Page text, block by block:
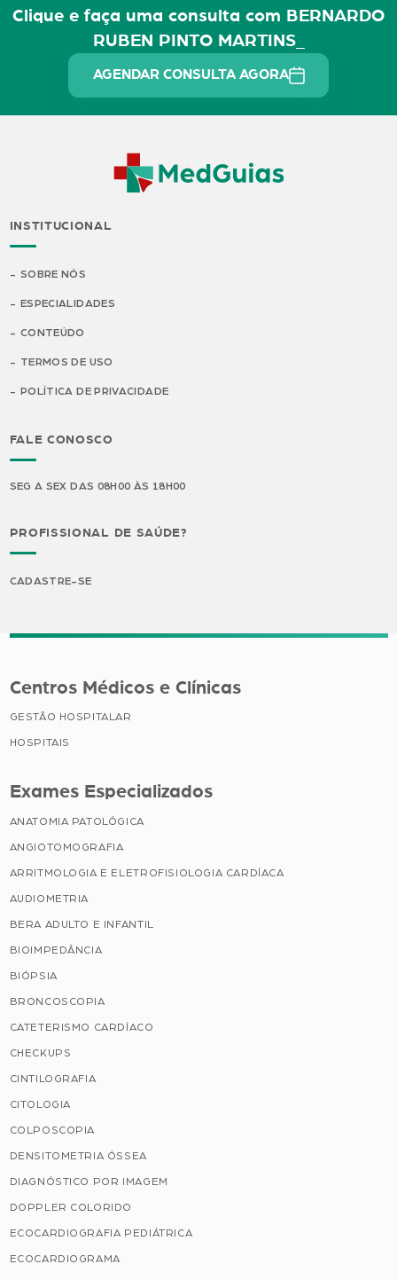
Clique e faça uma consulta com BERNARDO
RUBEN PINTO MARTINS_
AGENDAR CONSULTA AGORA
INSTITUCIONAL
SOBRE NÓS
ESPECIALIDADES
CONTEÚDO
TERMOS DE USO
POLÍTICA DE PRIVACIDADE
FALE CONOSCO
SEG A SEX DAS 08H00 ÀS 18H00
PROFISSIONAL DE SAÚDE?
CADASTRE-SE
Centros Médicos e Clínicas
GESTÃO HOSPITALAR
HOSPITAIS
Exames Especializados
ANATOMIA PATOLÓGICA
ANGIOTOMOGRAFIA
ARRITMOLOGIA E ELETROFISIOLOGIA CARDÍACA
AUDIOMETRIA
BERA ADULTO E INFANTIL
BIOIMPEDÂNCIA
BIÓPSIA
BRONCOSCOPIA
CATETERISMO CARDÍACO
CHECKUPS
CINTILOGRAFIA
CITOLOGIA
COLPOSCOPIA
DENSITOMETRIA ÓSSEA
DIAGNÓSTICO POR IMAGEM
DOPPLER COLORIDO
ECOCARDIOGRAFIA PEDIÁTRICA
ECOCARDIOGRAMA